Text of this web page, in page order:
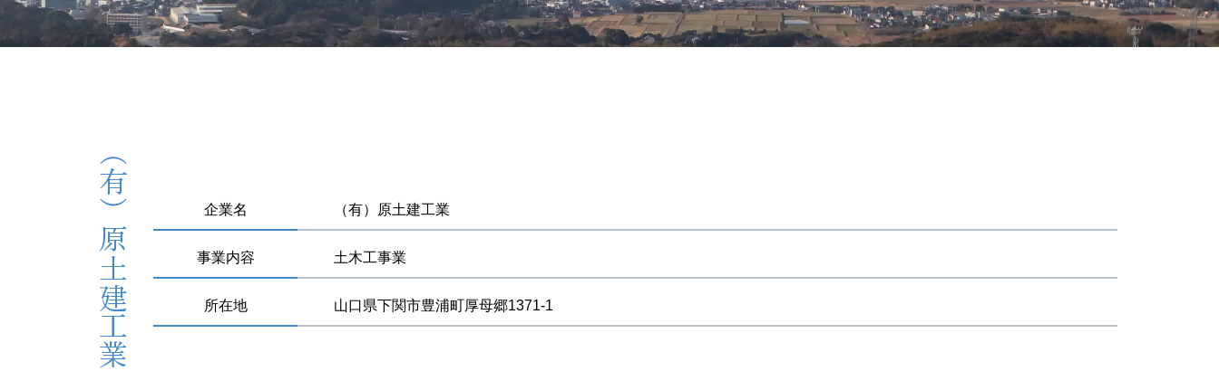
（有）原土建工業 企業名 （有）原土建工業
事業内容 土木工事業
所在地 山口県下関市豊浦町厚母郷1371-1